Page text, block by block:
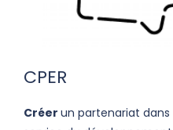
CPER
Créer un partenariat